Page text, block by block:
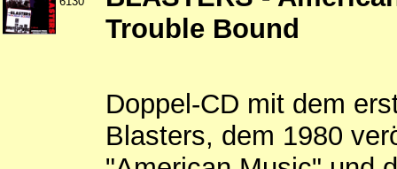
Trouble Bound
Doppel-CD mit dem
Blasters, dem 1980